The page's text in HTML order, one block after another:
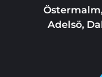
Adelsö,